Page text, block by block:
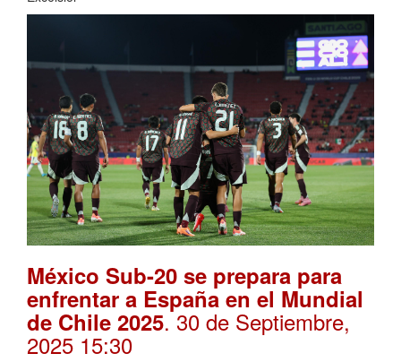
México Sub-20 se prepara para
enfrentar a España en el Mundial
de Chile 2025. 30 de Septiembre,
2025 15:30